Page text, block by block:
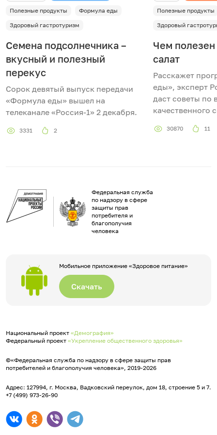
в
и
е
о
Полезные продукты
Формула еды
Здоровый гастротуризм
Семена подсолнечника –
вкусный и полезный
перекус
Сорок девятый выпуск передачи
«Формула еды» вышел на
телеканале «Россия-1» 2 декабря.
3331 2
Полезные продукты
Здоровый
Чем полезен
салат
Расскажет
еды», эксперт
даст советы по
качественного
30870 11
Федеральная служба
по надзору в сфере
защиты прав
потребителя и
благополучия
человека
Мобильное приложение «Здоровое питание»
Скачать
Национальный проект «Демография»
Федеральный проект «Укрепление общественного здоровья»
©«Федеральная служба по надзору в сфере защиты прав
потребителей и благополучия человека», 2019-2026
Адрес: 127994, г. Москва, Вадковский переулок, дом 18, строение 5 и 7.
+7 (499) 973-26-90